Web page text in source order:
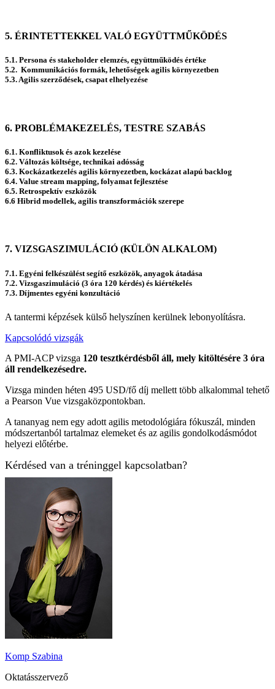
5. ÉRINTETTEKKEL VALÓ EGYÜTTMŰKÖDÉS
5.1. Persona és stakeholder elemzés, együttműködés értéke
5.2. Kommunikációs formák, lehetőségek agilis környezetben
5.3. Agilis szerződések, csapat elhelyezése
6. PROBLÉMAKEZELÉS, TESTRE SZABÁS
6.1. Konfliktusok és azok kezelése
6.2. Változás költsége, technikai adósság
6.3. Kockázatkezelés agilis környezetben, kockázat alapú backlog
6.4. Value stream mapping, folyamat fejlesztése
6.5. Retrospektív eszközök
6.6 Hibrid modellek, agilis transzformációk szerepe
7. VIZSGASZIMULÁCIÓ (KÜLÖN ALKALOM)
7.1. Egyéni felkészülést segítő eszközök, anyagok átadása
7.2. Vizsgaszimuláció (3 óra 120 kérdés) és kiértékelés
7.3. Díjmentes egyéni konzultáció
A tantermi képzések külső helyszínen kerülnek lebonyolításra.
Kapcsolódó vizsgák
A PMI-ACP vizsga 120 tesztkérdésből áll, mely kitöltésére 3 óra
áll rendelkezésedre.
Vizsga minden héten 495 USD/fő díj mellett több alkalommal tehető
a Pearson Vue vizsgaközpontokban.
A tananyag nem egy adott agilis metodológiára fókuszál, minden
módszertanból tartalmaz elemeket és az agilis gondolkodásmódot
helyezi előtérbe.
Kérdésed van a tréninggel kapcsolatban?
Komp Szabina
Oktatásszervező